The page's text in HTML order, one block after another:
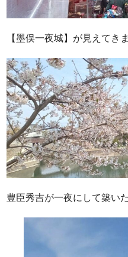
【墨俣一夜城】が見えてき
豊臣秀吉が一夜にして築い